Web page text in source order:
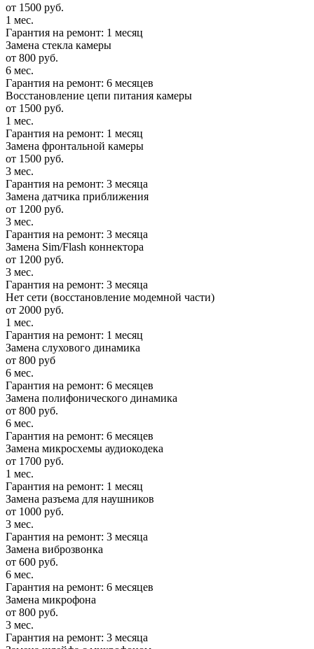
от 1500 руб.
1 мес.
Гарантия на ремонт: 1 месяц
Замена стекла камеры
от 800 руб.
6 мес.
Гарантия на ремонт: 6 месяцев
Восстановление цепи питания камеры
от 1500 руб.
1 мес.
Гарантия на ремонт: 1 месяц
Замена фронтальной камеры
от 1500 руб.
3 мес.
Гарантия на ремонт: 3 месяца
Замена датчика приближения
от 1200 руб.
3 мес.
Гарантия на ремонт: 3 месяца
Замена Sim/Flash коннектора
от 1200 руб.
3 мес.
Гарантия на ремонт: 3 месяца
Нет сети (восстановление модемной части)
от 2000 руб.
1 мес.
Гарантия на ремонт: 1 месяц
Замена слухового динамика
от 800 руб
6 мес.
Гарантия на ремонт: 6 месяцев
Замена полифонического динамика
от 800 руб.
6 мес.
Гарантия на ремонт: 6 месяцев
Замена микросхемы аудиокодека
от 1700 руб.
1 мес.
Гарантия на ремонт: 1 месяц
Замена разъема для наушников
от 1000 руб.
3 мес.
Гарантия на ремонт: 3 месяца
Замена виброзвонка
от 600 руб.
6 мес.
Гарантия на ремонт: 6 месяцев
Замена микрофона
от 800 руб.
3 мес.
Гарантия на ремонт: 3 месяца